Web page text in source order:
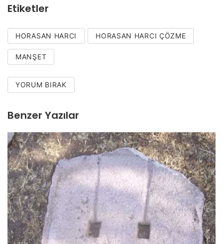
Etiketler
HORASAN HARCI HORASAN HARCI ÇÖZME
MANŞET
YORUM BIRAK
Benzer Yazılar